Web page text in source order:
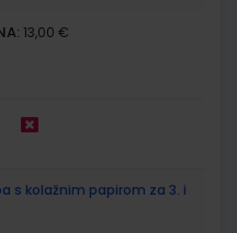
13,00 €
s kolažnim papirom za 3. i